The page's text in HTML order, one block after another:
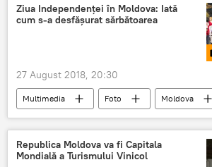
Siria
rusia
Ziua Independenței în Moldova: Iată
cum s-a desfășurat sărbătoarea
27 August 2018, 20:30
Multimedia Foto
Moldova
Moldova
sărbătoare prosteste
Republica Moldova va fi Capitala
Mondială a Turismului Vinicol